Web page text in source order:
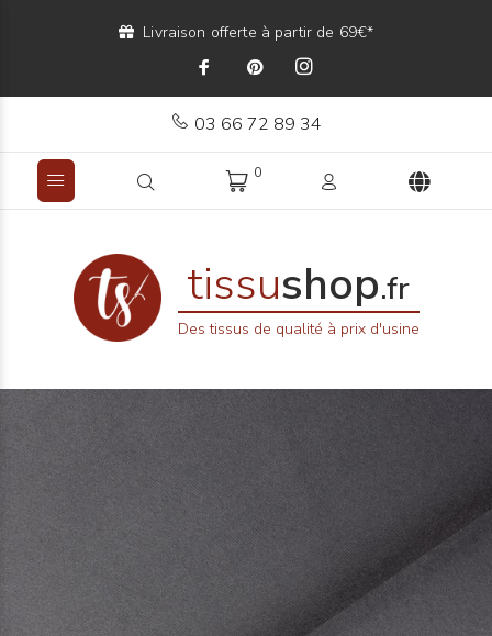
Livraison offerte à partir de 69€*
03 66 72 89 34
0
tissushop.fr
Des tissus de qualité à prix d'usine